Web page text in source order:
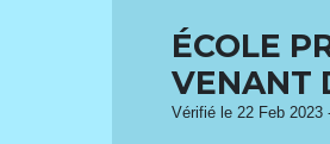
ÉCOLE
VENANT
Vérifié le 22 Feb 2023